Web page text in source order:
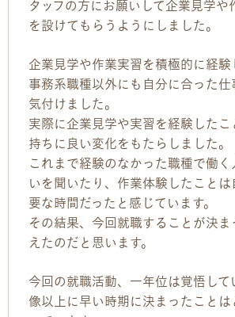
タッフの方にお願いして企業見学や
を設けてもらうようにしました。
企業見学や作業実習を積極的に経験
事務系職種以外にも自分に合った仕
気付けました。
実際に企業見学や実習を経験したこ
持ちに良い変化をもたらしました。
これまで経験のなかった職種で働
いを聞いたり、作業体験したことは
要な時間だったと感じています。
その結果、今回就職することが決ま
えたのだと思います。
今回の就職活動、一年位は覚悟して
像以上に早い時期に決まったことは